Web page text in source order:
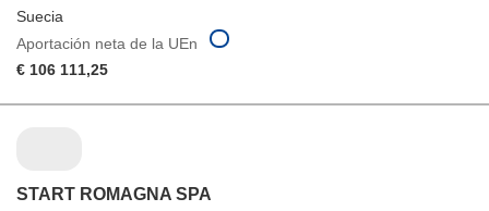
Suecia
Aportación neta de la UEn
€ 106 111,25
START ROMAGNA SPA